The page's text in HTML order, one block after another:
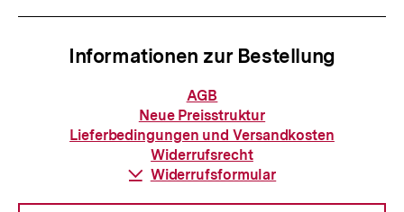
Informationen zur Bestellung
Informationen
zur
Bestellung
AGB
Neue Preisstruktur
Lieferbedingungen und Versandkosten
Widerrufsrecht
Download-
Widerrufsformular